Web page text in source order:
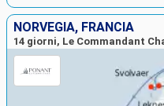
NORVEGIA, FRANCIA
14 giorni, Le Commandant